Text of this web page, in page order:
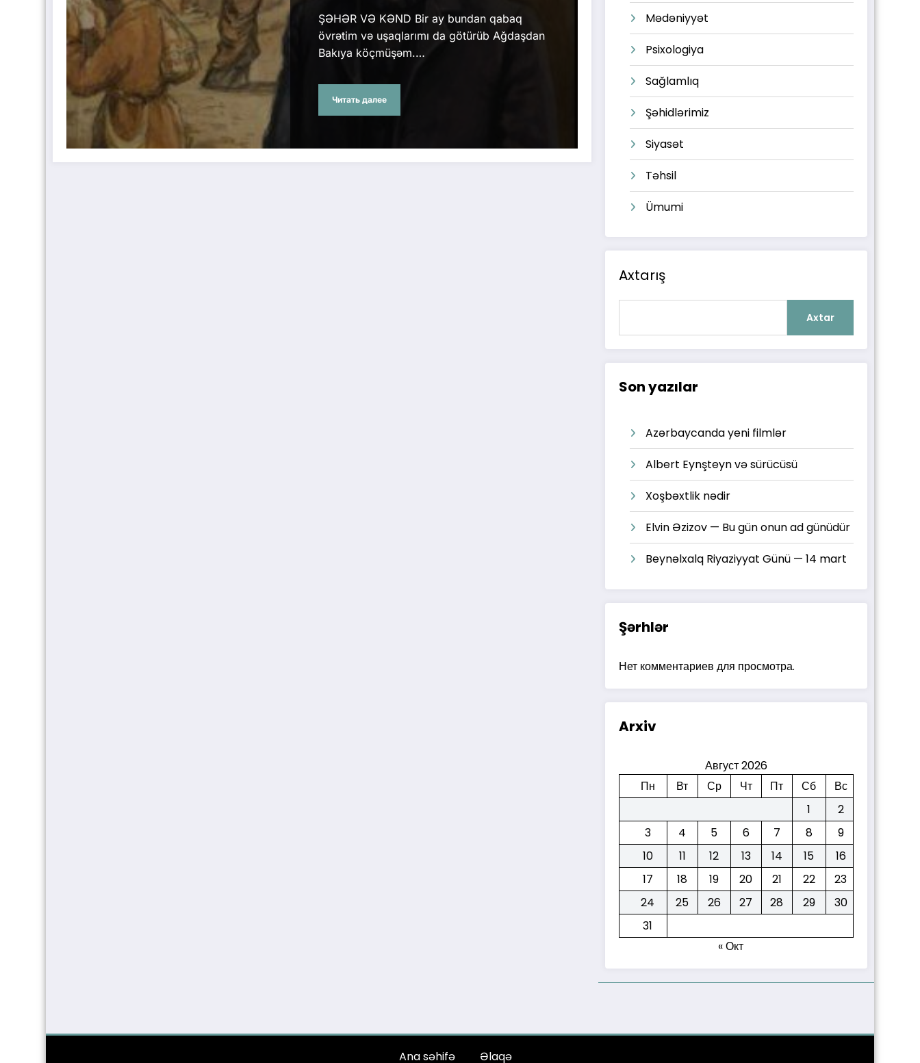
ŞƏHƏR VƏ KƏND Bir ay bundan qabaq
övrətim və uşaqlarımı da götürüb Ağdaşdan
Bakıya köçmüşəm.…
Читать далее
Mədəniyyət
Psixologiya
Sağlamlıq
Şəhidlərimiz
Siyasət
Təhsil
Ümumi
Axtarış
Axtar
Son yazılar
Azərbaycanda yeni filmlər
Albert Eynşteyn və sürücüsü
Xoşbəxtlik nədir
Elvin Əzizov — Bu gün onun ad günüdür
Beynəlxalq Riyaziyyat Günü — 14 mart
Şərhlər
Нет комментариев для просмотра.
Arxiv
Август 2026
Пн
Вт Ср Чт Пт Сб
Вс
1
2
3
4 5 6 7 8
9
10
11 12 13 14 15
16
17
18 19 20 21 22
23
24
25 26 27 28 29
30
31
« Окт
Ana səhifə Əlaqə